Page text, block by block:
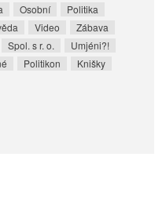
Osobní
Politika
Video
Zábava
Spol. s r. o.
Umjéni?!
Politikon
Knišky